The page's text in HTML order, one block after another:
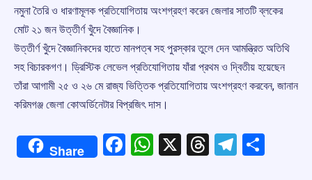
নমুনা তৈরি ও ধারণামূলক প্রতিযোগিতায় অংশগ্রহণ করেন জেলার সাতটি ব্লকের
মোট ২১ জন উত্তীৰ্ণ খুঁদে বৈজ্ঞানিক।
উত্তীর্ণ খুঁদে বৈজ্ঞানিকদের হাতে মানপত্ৰ সহ পুরস্কার তুলে দেন আমন্ত্রিত অতিথি
সহ বিচারকগণ। ড্রিস্টিক লেভেল প্রতিযোগিতায় যাঁরা প্রথম ও দ্বিতীয় হয়েছেন
তাঁরা আগামী ২৫ ও ২৬ মে রাজ্য ভিত্তিক প্রতিযোগিতায় অংশগ্রহণ করবেন, জানান
করিমগঞ্জ জেলা কোঅর্ডিনেটার বিপ্রজিৎ দাস।
Share Facebook
WhatsApp
X Threads